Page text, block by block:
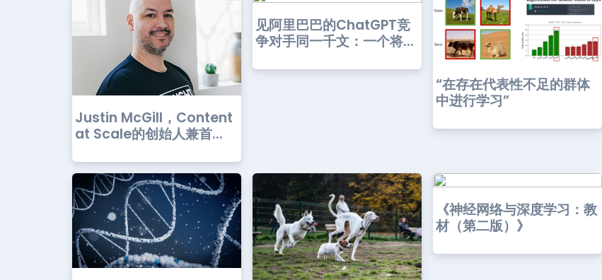
Justin McGill，Content
at Scale的创始人兼首...
见阿里巴巴的ChatGPT竞
争对手同一千文：一个将...
“在存在代表性不足的群体
中进行学习”
《神经网络与深度学习：教
材（第二版）》